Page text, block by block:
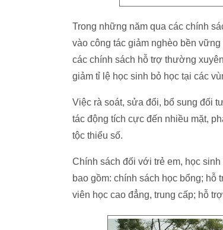
Trong những năm qua các chính
vào công tác giảm nghèo bền
các chính sách hỗ trợ thường
giảm tỉ lệ học sinh bỏ học tại các
Việc rà soát, sửa đổi, bổ sung đối
tác động tích cực đến nhiều mặt,
tộc thiểu số.
Chính sách đối với trẻ em, học
bao gồm: chính sách học bổng; hỗ
viên học cao đẳng, trung cấp; hỗ